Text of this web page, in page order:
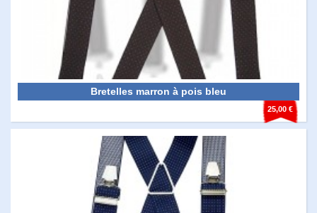
25,00 €
Bretelles marron à pois bleu